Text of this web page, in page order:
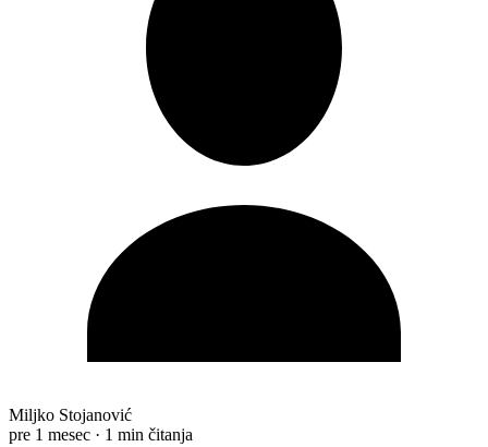
Miljko Stojanović
pre 1 mesec · 1 min čitanja